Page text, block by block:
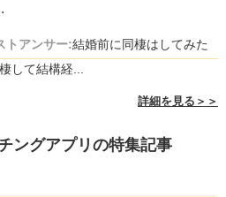
トアンサー:結婚前に同棲はしてみた
して結構経...
詳細を見る＞＞
ングアプリの特集記事